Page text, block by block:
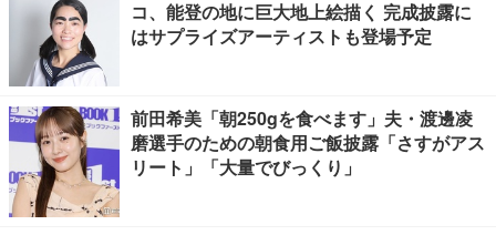
コ、能登の地に巨大地上絵描く 完成披露に
はサプライズアーティストも登場予定
前田希美「朝250gを食べます」夫・渡邊凌
磨選手のための朝食用ご飯披露「さすがアス
リート」「大量でびっくり」